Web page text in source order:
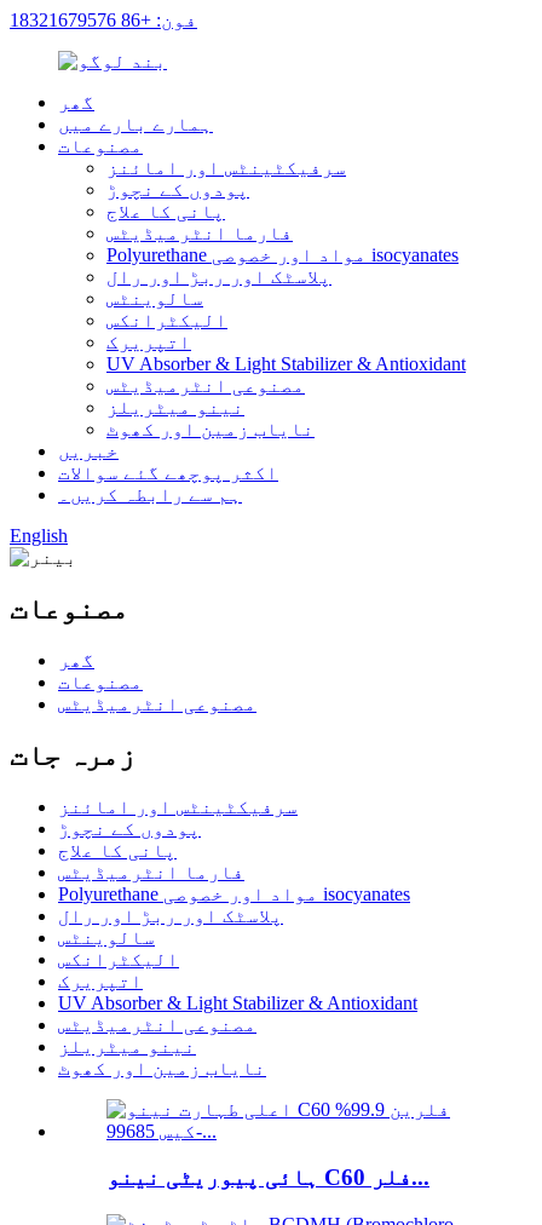
فون: +86 18321679576
گھر
ہمارے بارے میں
مصنوعات
سرفیکٹینٹس اور امائنز
پودوں کے نچوڑ
پانی کا علاج
فارما انٹرمیڈیٹس
Polyurethane مواد اور خصوصی isocyanates
پلاسٹک اور ربڑ اور رال
سالوینٹس
الیکٹرانکس
اتپریرک
UV Absorber & Light Stabilizer & Antioxidant
مصنوعی انٹرمیڈیٹس
نینو میٹریلز
نایاب زمین اور کھوٹ
خبریں
اکثر پوچھے گئے سوالات
ہم سے رابطہ کریں۔
English
مصنوعات
گھر
مصنوعات
مصنوعی انٹرمیڈیٹس
زمرہ جات
سرفیکٹینٹس اور امائنز
پودوں کے نچوڑ
پانی کا علاج
فارما انٹرمیڈیٹس
Polyurethane مواد اور خصوصی isocyanates
پلاسٹک اور ربڑ اور رال
سالوینٹس
الیکٹرانکس
اتپریرک
UV Absorber & Light Stabilizer & Antioxidant
مصنوعی انٹرمیڈیٹس
نینو میٹریلز
نایاب زمین اور کھوٹ
ہائی پیوریٹی نینو C60 فلر...